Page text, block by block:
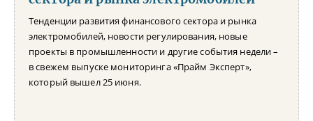
Тенденции развития финансового сектора и рынка
электромобилей, новости регулирования, новые
проекты в промышленности и другие события недели –
в свежем выпуске мониторинга «Прайм Эксперт»,
который вышел 25 июня.